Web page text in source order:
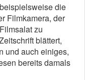
die
Filmkamera, der
zu
blättert,
und auch einiges,
bereits damals